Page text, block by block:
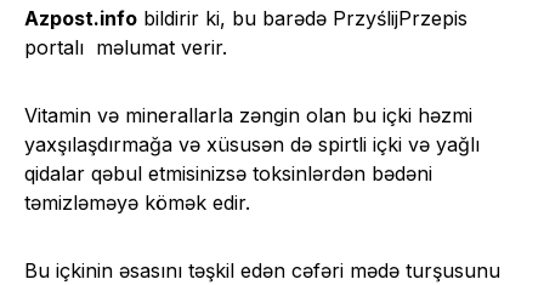
Azpost.info bildirir ki, bu barədə PrzyślijPrzepis
portalı məlumat verir.
Vitamin və minerallarla zəngin olan bu içki həzmi
yaxşılaşdırmağa və xüsusən də spirtli içki və yağlı
qidalar qəbul etmisinizsə toksinlərdən bədəni
təmizləməyə kömək edir.
Bu içkinin əsasını təşkil edən cəfəri mədə turşusunu